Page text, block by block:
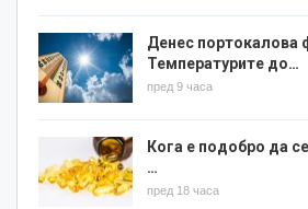
Денес портокалова
Температурите до…
пред 9 часа
Кога е подобро да
…
пред 18 часа